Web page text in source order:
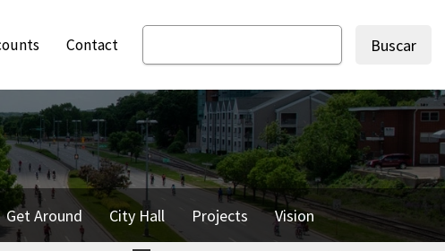
Contact
Buscar
Get Around City Hall Projects Vision